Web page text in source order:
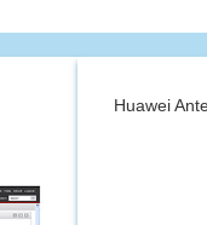
Huawei